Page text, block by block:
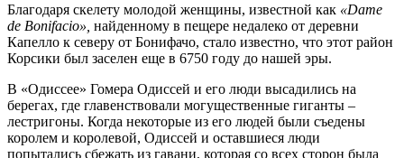
Благодаря скелету молодой женщины, известной как «Dame
de Bonifacio», найденному в пещере недалеко от деревни
Капелло к северу от Бонифачо, стало известно, что этот район
Корсики был заселен еще в 6750 году до нашей эры.
В «Одиссее» Гомера Одиссей и его люди высадились на
берегах, где главенствовали могущественные гиганты –
лестригоны. Когда некоторые из его людей были съедены
королем и королевой, Одиссей и оставшиеся люди
попытались сбежать из гавани, которая со всех сторон была